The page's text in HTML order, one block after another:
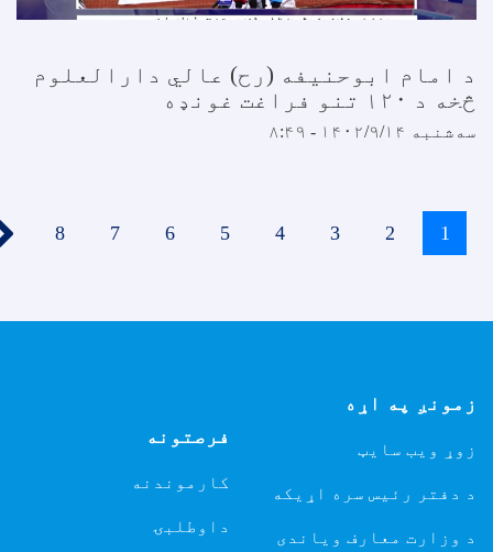
د امام ابوحنیفه (رح) عالي دارالعلوم
څخه د ۱۲۰ تنو فراغت غونډه
سه‌شنبه ۱۴۰۲/۹/۱۴ - ۸:۴۹
اوسنی
پاڼه پاڼه پاڼه پاڼه پاڼه پاڼه پاڼه
››
زمونږ په اړه
زوړ ویب سایټ
د دفتر رئیس سره اړیکه
د وزارت معارف ویاندی
فرصتونه
کارموندنه
داوطلبۍ